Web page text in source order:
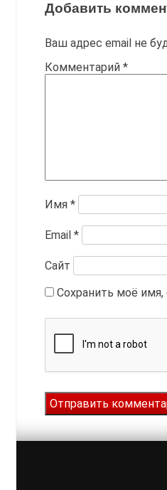
Добавить
Ваш адрес email не
Комментарий *
Имя *
Email *
Сайт
Сохранить моё